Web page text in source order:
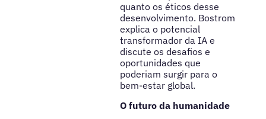
quanto os éticos desse
desenvolvimento. Bostrom
explica o potencial
transformador da IA e
discute os desafios e
oportunidades que
poderiam surgir para o
bem-estar global.
O futuro da humanidade